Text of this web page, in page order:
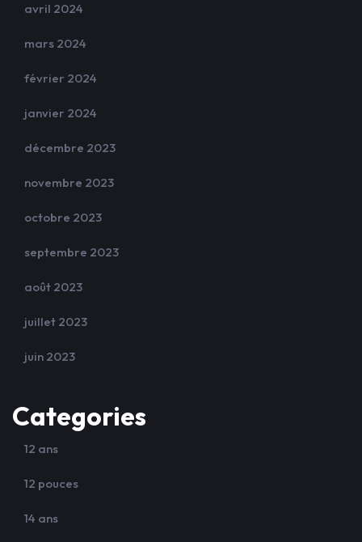
avril 2024
mars 2024
février 2024
janvier 2024
décembre 2023
novembre 2023
octobre 2023
septembre 2023
août 2023
juillet 2023
juin 2023
Categories
12 ans
12 pouces
14 ans